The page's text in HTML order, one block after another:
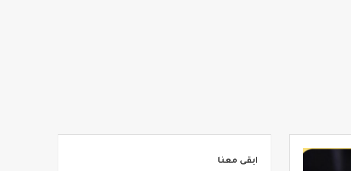
ابقى معنا